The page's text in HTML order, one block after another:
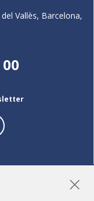
Vallès, Barcelona,